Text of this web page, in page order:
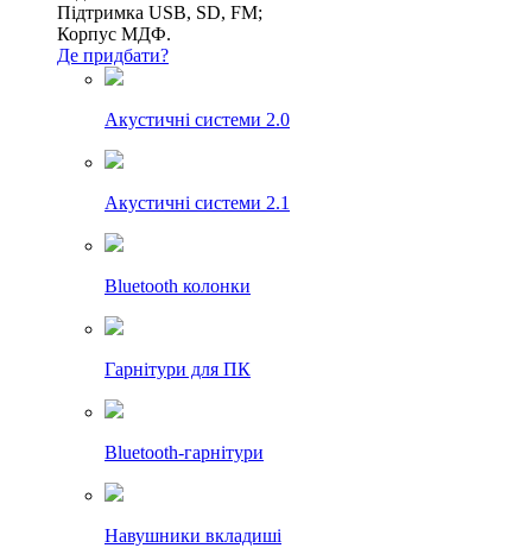
Підтримка USB, SD, FM;
Корпус МДФ.
Де придбати?
Акустичні системи 2.0
Акустичні системи 2.1
Bluetooth колонки
Гарнітури для ПК
Bluetooth-гарнітури
Навушники вкладиші